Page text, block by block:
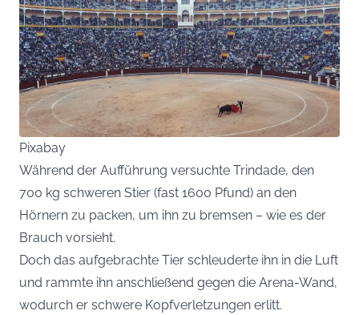
Pixabay
Während der Aufführung versuchte Trindade, den
700 kg schweren Stier (fast 1600 Pfund) an den
Hörnern zu packen, um ihn zu bremsen – wie es der
Brauch vorsieht.
Doch das aufgebrachte Tier schleuderte ihn in die Luft
und rammte ihn anschließend gegen die Arena-Wand,
wodurch er schwere Kopfverletzungen erlitt.